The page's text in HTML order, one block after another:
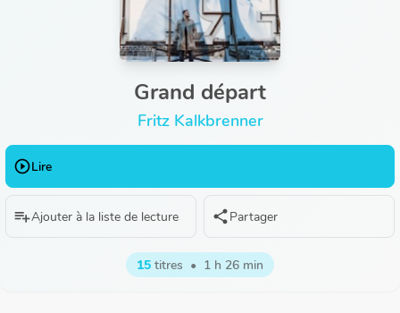
Grand départ
Fritz Kalkbrenner
play_circle_outlineLire
playlist_addAjouter à la liste de lecture sharePartager
15 titres • 1 h 26 min